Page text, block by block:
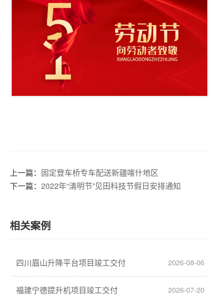
上一篇： 固定登车桥专车配送新疆喀什地区
下一篇： 2022年“清明节”见田科技节假日安排通知
相关案例
四川眉山升降平台项目竣工交付 2026-08-06
福建宁德提升机项目竣工交付 2026-07-20